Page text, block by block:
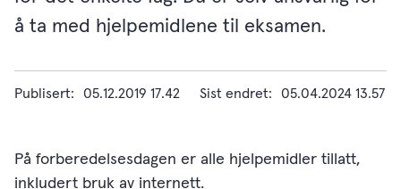
å ta med hjelpemidlene til eksamen.
Publisert 05.12.2019 17.42 Sist endret 05.04.2024 13.57
På forberedelsesdagen er alle hjelpemidler tillatt,
inkludert bruk av internett.